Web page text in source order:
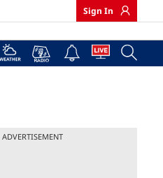
Sign In
ADVERTISEMENT